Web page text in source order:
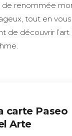
de renommée
tout en vous
de découvrir l’art
carte Paseo
Arte